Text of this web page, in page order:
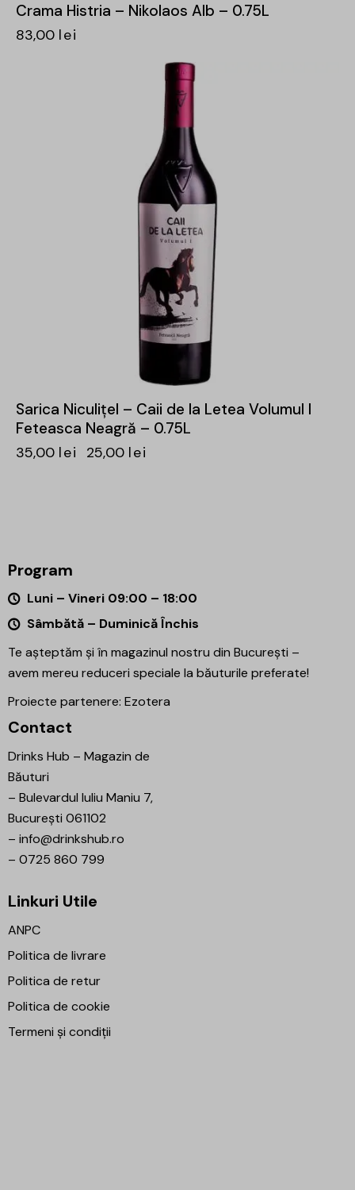
Crama Histria – Nikolaos Alb – 0.75L
83,00 lei
Sarica Niculițel – Caii de la Letea Volumul I
Feteasca Neagră – 0.75L
35,00 lei 25,00 lei
Program
Luni – Vineri 09:00 – 18:00
Sâmbătă – Duminică Închis
Te așteptăm și în magazinul nostru din București –
avem mereu reduceri speciale la băuturile preferate!
Proiecte partenere: Ezotera
Contact
Drinks Hub – Magazin de
Băuturi
– Bulevardul Iuliu Maniu 7,
București 061102
– info@drinkshub.ro
– 0725 860 799
Linkuri Utile
ANPC
Politica de livrare
Politica de retur
Politica de cookie
Termeni și condiții